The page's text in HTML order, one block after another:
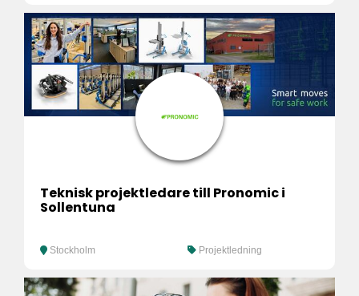
Teknisk projektledare till Pronomic i
Sollentuna
Stockholm Projektledning